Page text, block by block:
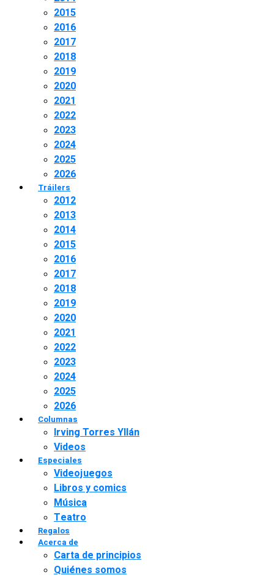
2015
2016
2017
2018
2019
2020
2021
2022
2023
2024
2025
2026
Tráilers
2012
2013
2014
2015
2016
2017
2018
2019
2020
2021
2022
2023
2024
2025
2026
Columnas
Irving Torres Yllán
Videos
Especiales
Videojuegos
Libros y comics
Música
Teatro
Regalos
Acerca de
Carta de principios
Quiénes somos